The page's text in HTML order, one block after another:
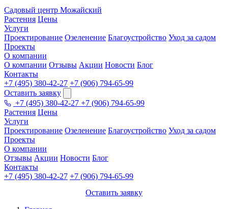
Садовый центр Можайский
Растения Цены
Услуги
Проектирование Озеленение Благоустройство Уход за садом
Проекты
О компании
О компании Отзывы Акции Новости Блог
Контакты
+7 (495) 380-42-27 +7 (906) 794-65-99
Оставить заявку
+7 (495) 380-42-27 +7 (906) 794-65-99
Растения Цены
Услуги
Проектирование Озеленение Благоустройство Уход за садом
Проекты
О компании
Отзывы Акции Новости Блог
Контакты
+7 (495) 380-42-27 +7 (906) 794-65-99
Оставить заявку